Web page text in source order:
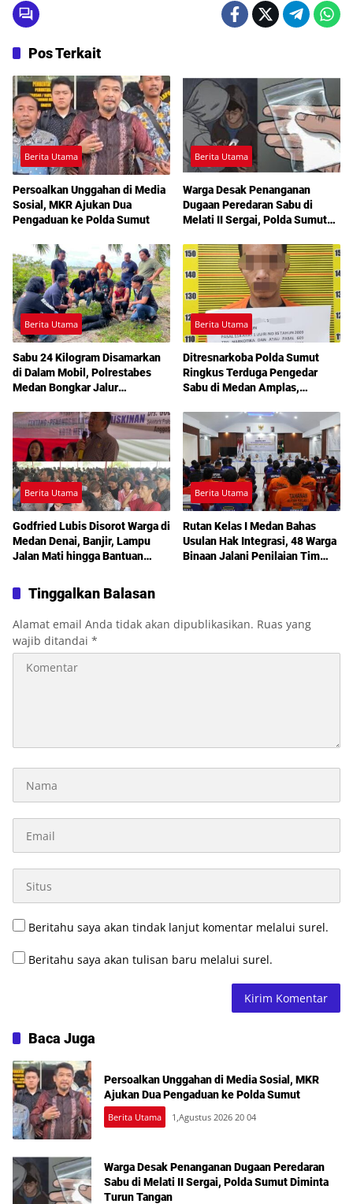
Pos Terkait
Berita Utama
Persoalkan Unggahan di Media
Sosial, MKR Ajukan Dua
Pengaduan ke Polda Sumut
Berita Utama
Warga Desak Penanganan
Dugaan Peredaran Sabu di
Melati II Sergai, Polda Sumut
Berita Utama
Sabu 24 Kilogram Disamarkan
di Dalam Mobil, Polrestabes
Medan Bongkar Jalur
Berita Utama
Ditresnarkoba Polda Sumut
Ringkus Terduga Pengedar
Sabu di Medan Amplas,
Berita Utama
Godfried Lubis Disorot Warga di
Medan Denai, Banjir, Lampu
Jalan Mati hingga Bantuan
Sosperda Kemiskinan
Berita Utama
Rutan Kelas I Medan Bahas
Usulan Hak Integrasi, 48 Warga
Binaan Jalani Penilaian Tim
Tinggalkan Balasan
Alamat email Anda tidak akan dipublikasikan. Ruas yang
wajib ditandai *
Beritahu saya akan tindak lanjut komentar melalui surel.
Beritahu saya akan tulisan baru melalui surel.
Baca Juga
Persoalkan Unggahan di Media Sosial, MKR
Ajukan Dua Pengaduan ke Polda Sumut
Berita Utama 1,Agustus 2026 20 04
Warga Desak Penanganan Dugaan Peredaran
Sabu di Melati II Sergai, Polda Sumut Diminta
Turun Tangan